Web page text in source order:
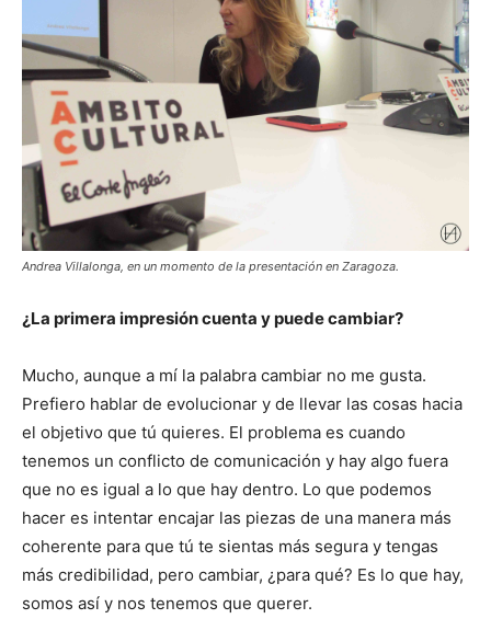
Andrea Villalonga, en un momento de la presentación en Zaragoza.
¿La primera impresión cuenta y puede cambiar?
Mucho, aunque a mí la palabra cambiar no me gusta.
Prefiero hablar de evolucionar y de llevar las cosas hacia
el objetivo que tú quieres. El problema es cuando
tenemos un conflicto de comunicación y hay algo fuera
que no es igual a lo que hay dentro. Lo que podemos
hacer es intentar encajar las piezas de una manera más
coherente para que tú te sientas más segura y tengas
más credibilidad, pero cambiar, ¿para qué? Es lo que hay,
somos así y nos tenemos que querer.